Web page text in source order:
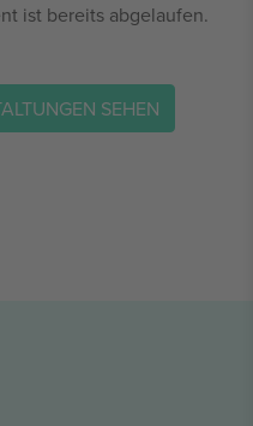
ist bereits abgelaufen.
SEHEN